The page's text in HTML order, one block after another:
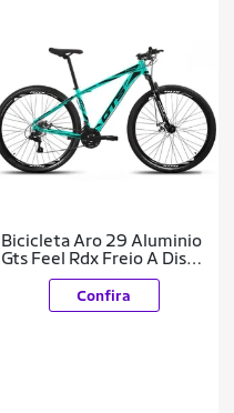
Bicicleta Aro 29 Aluminio
Gts Feel Rdx Freio A Disco
24 Marchas
Confira